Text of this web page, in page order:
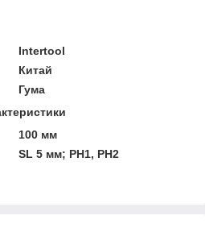
Intertool
Китай
Гума
100 мм
SL 5 мм; PH1, PH2